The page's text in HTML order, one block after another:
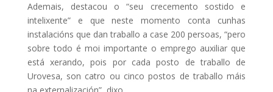
Ademais, destacou o “seu crecemento sostido e
intelixente” e que neste momento conta cunhas
instalacións que dan traballo a case 200 persoas, “pero
sobre todo é moi importante o emprego auxiliar que
está xerando, pois por cada posto de traballo de
Urovesa, son catro ou cinco postos de traballo máis